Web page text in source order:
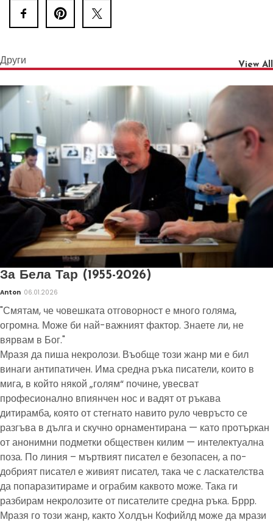
Други View All
За Бела Тар (1955-2026)
Anton 06.01.2026
"Смятам, че човешката отговорност е много голяма,
огромна. Може би най-важният фактор. Знаете ли, не
вярвам в Бог."
Мразя да пиша некролози. Въобще този жанр ми е бил
винаги антипатичен. Има средна ръка писатели, които в
мига, в който някой „голям“ почине, увесват
професионално впиянчен нос и вадят от ръкава
дитирамба, която от стегнато навито руло чевръсто се
разгъва в дълга и скучно орнаментирана — като протъркан
от анонимни подметки обществен килим — интелектуална
поза. По линия – мъртвият писател е безопасен, а по-
добрият писател е живият писател, така че с ласкателства
да попаразитираме и ограбим каквото може. Така ги
разбирам некролозите от писателите средна ръка. Бррр.
Мразя го този жанр, както Холдън Кофийлд може да мрази